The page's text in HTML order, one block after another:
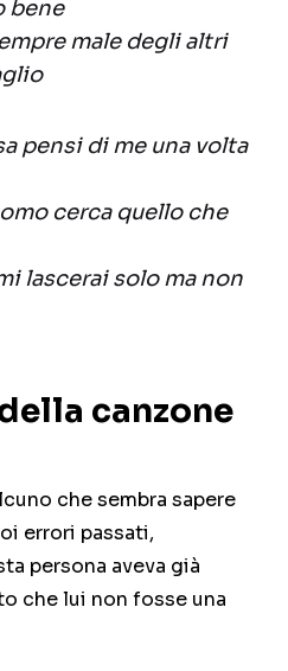
bene
male degli altri
pensi di me una volta
cerca quello che
lascerai solo ma non
canzone
che sembra sapere
errori passati,
persona aveva già
che lui non fosse una